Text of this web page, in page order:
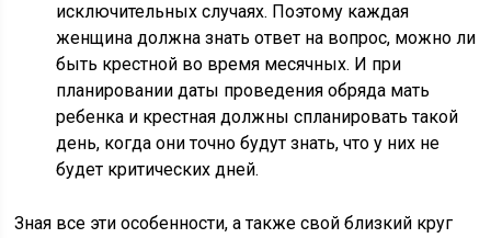
исключительных случаях. Поэтому каждая
женщина должна знать ответ на вопрос, можно ли
быть крестной во время месячных. И при
планировании даты проведения обряда мать
ребенка и крестная должны спланировать такой
день, когда они точно будут знать, что у них не
будет критических дней.
Зная все эти особенности, а также свой близкий круг